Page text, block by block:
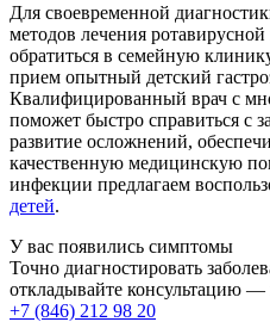
Для своевременной
методов лечения
обратиться в семейную
прием опытный детский
Квалифицированный врач с
поможет быстро справиться с
развитие осложнений,
качественную медицинскую
инфекции предлагаем
детей.
У вас появились симптомы
Точно диагностировать
откладывайте консультацию —
+7 (846) 212 98 20